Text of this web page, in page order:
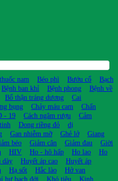
nam Béo phì Bướu cổ
Bạch
Bệnh ban khỉ Bệnh phong
Bệnh về
Bổ thận tráng dương
Cai
bụng Chảy máu cam
Chấn
- 19 Cách ngâm rượu
Cảm
Dong riềng đỏ
dị
Gan nhiễm mỡ Ghẻ lở
Giang
béo Giảm cân Giảm đau
Giời
HIV Ho - hô hấp Ho lao
Ho
dày Huyết áp cao
Huyết áp
Hạ sốt Hắc lào
Hở van
hư bạch đới Khó tiêu
Kinh